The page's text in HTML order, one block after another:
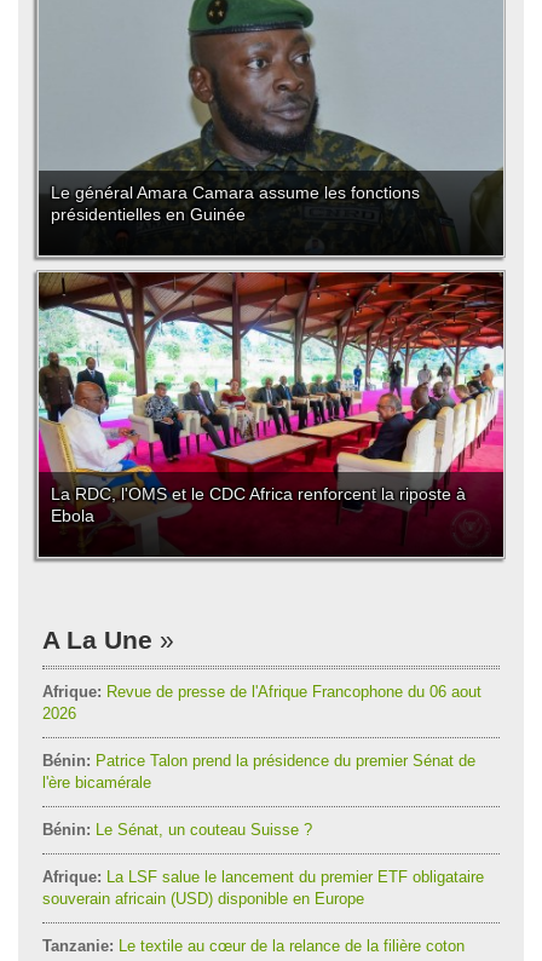
Le général Amara Camara assume les fonctions
présidentielles en Guinée
La RDC, l'OMS et le CDC Africa renforcent la riposte à
Ebola
A La Une
Afrique: Revue de presse de l'Afrique Francophone du 06 aout
2026
Bénin: Patrice Talon prend la présidence du premier Sénat de
l'ère bicamérale
Bénin: Le Sénat, un couteau Suisse ?
Afrique: La LSF salue le lancement du premier ETF obligataire
souverain africain (USD) disponible en Europe
Tanzanie: Le textile au cœur de la relance de la filière coton